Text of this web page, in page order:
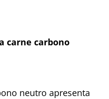
carne carbono
neutro apresenta